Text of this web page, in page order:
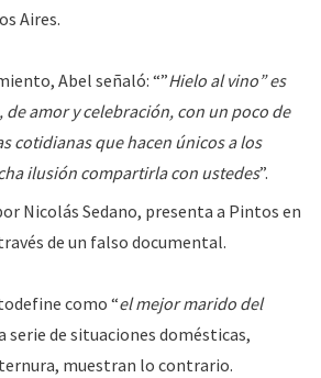
Aires.
Abel señaló: “”Hielo al vino” es
amor y celebración, con un poco de
cotidianas que hacen únicos a los
ilusión compartirla con ustedes”.
Nicolás Sedano, presenta a Pintos en
de un falso documental.
como “el mejor marido del
serie de situaciones domésticas,
muestran lo contrario.